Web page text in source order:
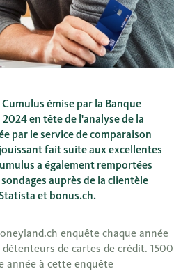
émise par la Banque
2024en tête de l'analyse de la
par le service de comparaison
fait suite aux excellentes
a également remportées
auprès de la clientèle
et bonus.ch.
enquête chaque année
de cartes de crédit. 1500
année à cette enquête